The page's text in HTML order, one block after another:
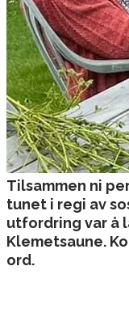
Tilsammen ni
tunet i regi av
utfordring var å
Klemetsaune.
ord.